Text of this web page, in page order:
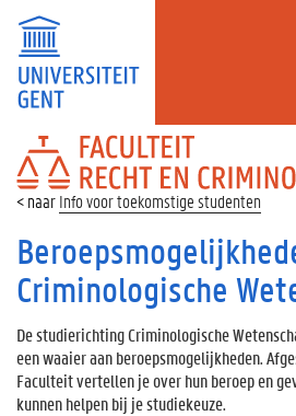
FACULTEIT
RECHT
EN
CRIMINOLOGIE
Info voor toekomstige studenten
Criminologische
De studierichting Criminologische
een waaier aan beroepsmogelijkheden.
Faculteit vertellen je over hun beroep en
kunnen helpen bij je studiekeuze.